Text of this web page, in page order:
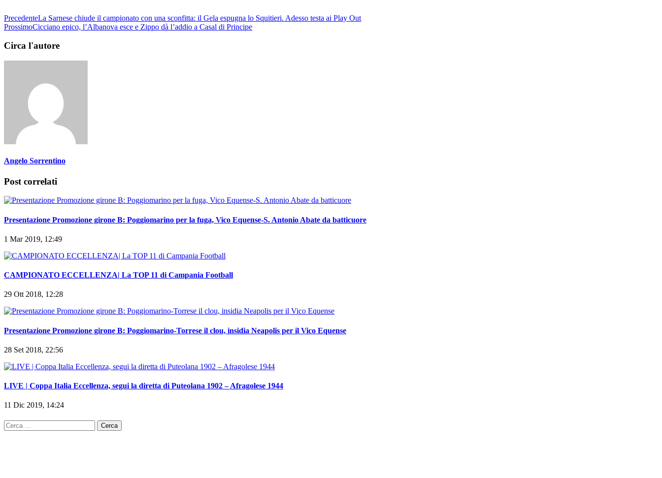
ProssimoCicciano epico, l’Albanova esce e Zippo dà l’addio a Casal di Principe
per: